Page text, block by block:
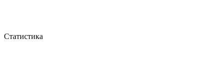
Статистика